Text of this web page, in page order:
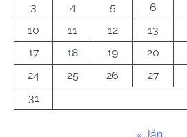
3
4 5 6
10
11 12 13
17
18 19 20
24
25 26 27
31